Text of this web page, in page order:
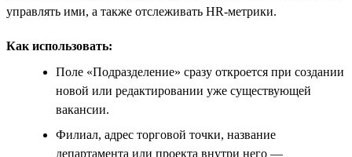
управлять ими, а также отслеживать HR-метрики.
Как использовать:
Поле «Подразделение» сразу откроется при создании
новой или редактировании уже существующей
вакансии.
Филиал, адрес торговой точки, название
департамента или проекта внутри него —